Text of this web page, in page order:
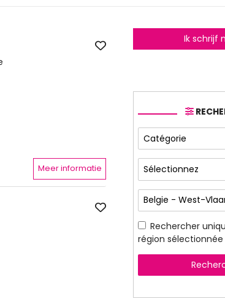
Meer informatie
Ik schrijf
Rechercher
région sélectionnée